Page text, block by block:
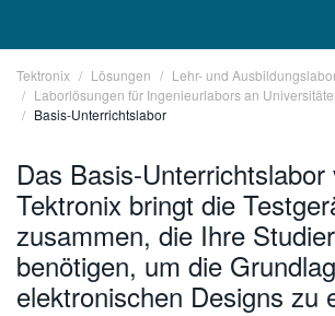
VIỆT NAM
简体中文
한국어
繁體中文
Tektronix Lösungen
Lehr- und
Laborlösungen für Ingenieurlabors an
Basis-Unterrichtslabor
Das Basis-Unterrichtslabor
Tektronix bringt die
zusammen, die Ihre
benötigen, um die
elektronischen Designs zu